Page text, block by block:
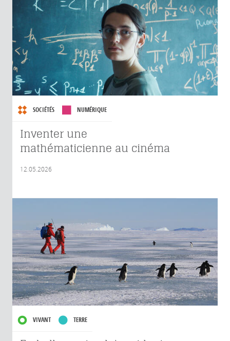
SOCIÉTÉS NUMÉRIQUE
Inventer une
mathématicienne au cinéma
12.05.2026
VIVANT TERRE